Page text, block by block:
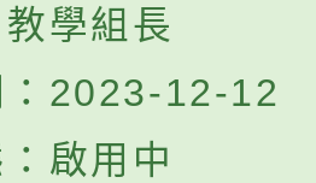
學組長
：2023-12-12
啟用中